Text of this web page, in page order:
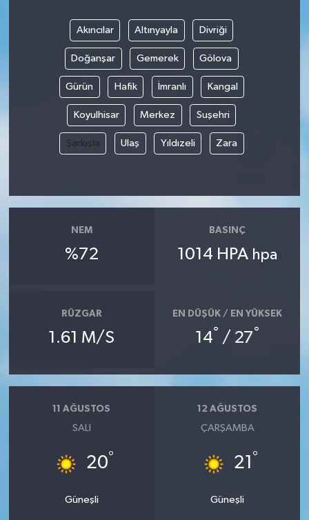
Akıncılar Altınyayla Divriği
Doğanşar Gemerek Gölova
Gürün Hafik İmranlı Kangal
Koyulhisar Merkez Suşehri
Şarkışla Ulaş Yıldızeli Zara
NEM
%72
BASINÇ
1014 HPA hpa
RÜZGAR
1.61 M/S
EN DÜŞÜK / EN YÜKSEK
14° / 27°
11 AĞUSTOS
SALI
20°
Güneşli
12 AĞUSTOS
ÇARŞAMBA
21 °
Güneşli